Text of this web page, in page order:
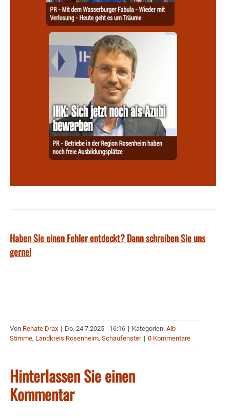
Haben Sie einen Fehler entdeckt? Dann schreiben Sie uns
gerne!
Von Renate Drax | Do. 24.7.2025 - 16:16 | Kategorien: Aib-
Stimme, Landkreis Rosenheim, Schaufenster | 0 Kommentare
Hinterlassen Sie einen
Kommentar